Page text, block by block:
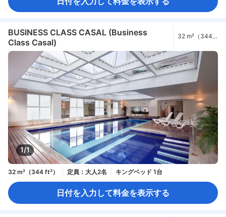
BUSINESS CLASS CASAL (Business
Class Casal)
32 m²（344
1/1
32 m²（344 ft²） 定員：大人2名 キングベッド 1台
日付を入力して料金を表示する